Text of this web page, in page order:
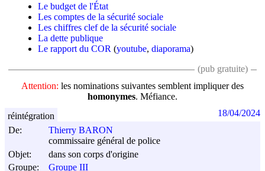
Le budget de l'État
Les comptes de la sécurité sociale
Les chiffres clef de la sécurité sociale
La dette publique
Le rapport du COR (youtube, diaporama)
(pub gratuite)
Attention: les nominations suivantes semblent impliquer des
homonymes. Méfiance.
De:
Thierry BARON
commissaire général de police
Objet:
dans son corps d'origine
Groupe:
Groupe III
réintégration 18/04/2024